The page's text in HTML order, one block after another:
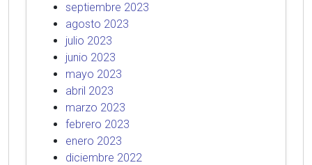
septiembre 2023
agosto 2023
julio 2023
junio 2023
mayo 2023
abril 2023
marzo 2023
febrero 2023
enero 2023
diciembre 2022